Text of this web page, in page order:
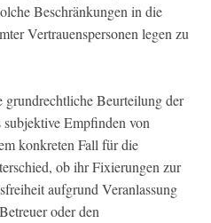
Beschränkungen in die
Vertrauenspersonen legen zu
Beurteilung der
Empfinden von
konkreten Fall für die
ob ihr Fixierungen zur
aufgrund Veranlassung
oder den